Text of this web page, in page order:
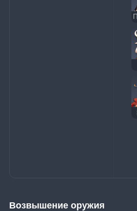
Возвышение оружия